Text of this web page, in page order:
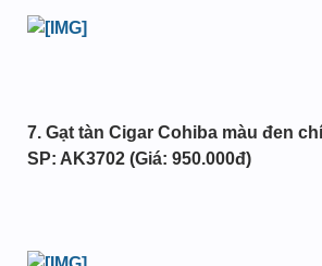
7. Gạt tàn Cigar Cohiba màu đen
SP: AK3702 (Giá: 950.000đ)